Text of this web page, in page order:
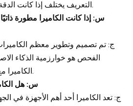
التعريف يختلف إذا كانت الدقة المعيبة 0.2 مم و0.5 مم.
س: إذا كانت الكاميرا مطورة
ج: تم تصميم وتطوير معظم
الفحص هو خوارزمية الذكاء
الكاميرا مع نظام الذكاء الاصطناعي.
س: هل
ج: تعد الكاميرا أحد أهم الأجهزة في